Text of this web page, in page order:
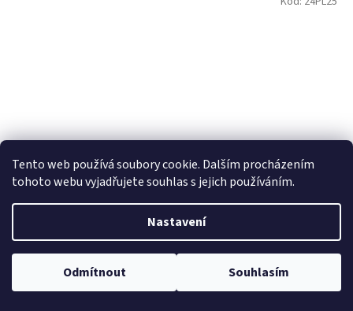
Tento web používá soubory cookie. Dalším procházením
tohoto webu vyjadřujete souhlas s jejich používáním.
Nastavení
Odmítnout Souhlasím
SCHÖNOX opravná hmota PL 25kg
Na objednávku 4 - 6 týdnů